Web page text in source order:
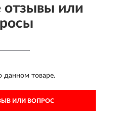
отзывы или
данном товаре.
ИЛИ ВОПРОС